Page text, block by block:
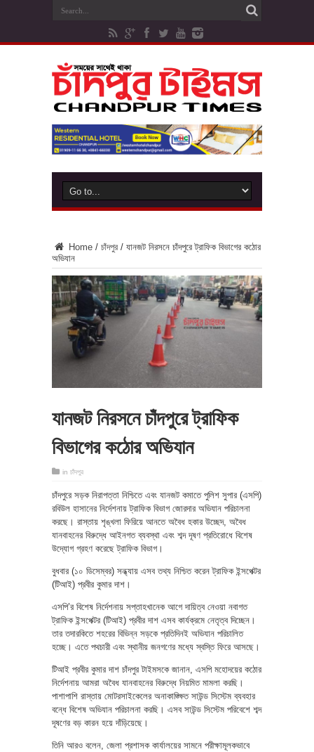
Home / চাঁদপুর / যানজট নিরসনে চাঁদপুরে ট্রাফিক বিভাগের কঠোর
অভিযান
যানজট নিরসনে চাঁদপুরে ট্রাফিক
বিভাগের কঠোর অভিযান
in চাঁদপুর
চাঁদপুরে সড়ক নিরাপত্তা নিশ্চিতে এবং যানজট কমাতে পুলিশ সুপার (এসপি)
রবিউল হাসানের নির্দেশনায় ট্রাফিক বিভাগ জোরদার অভিযান পরিচালনা
করছে। রাস্তায় শৃঙ্খলা ফিরিয়ে আনতে অবৈধ হকার উচ্ছেদ, অবৈধ
যানবাহনের বিরুদ্ধে আইনগত ব্যবস্থা এবং শব্দ দূষণ প্রতিরোধে বিশেষ
উদ্যোগ গ্রহণ করেছে ট্রাফিক বিভাগ।
বুধবার (১০ ডিসেম্বর) সন্ধ্যায় এসব তথ্য নিশ্চিত করেন ট্রাফিক ইন্সপেক্টর
(টিআই) প্রবীর কুমার দাশ।
এসপি’র বিশেষ নির্দেশনায় সপ্তাহখানেক আগে দায়িত্ব নেওয়া নবাগত
ট্রাফিক ইন্সপেক্টর (টিআই) প্রবীর দাশ এসব কার্যক্রমে নেতৃত্ব দিচ্ছেন।
তার তদারকিতে শহরের বিভিন্ন সড়কে প্রতিদিনই অভিযান পরিচালিত
হচ্ছে। এতে পথচারী এবং স্থানীয় জনগণের মধ্যে স্বস্তি ফিরে আসছে।
টিআই প্রবীর কুমার দাশ চাঁদপুর টাইমসকে জানান, এসপি মহোদয়ের কঠোর
নির্দেশনায় আমরা অবৈধ যানবাহনের বিরুদ্ধে নিয়মিত মামলা করছি।
পাশাপাশি রাস্তায় মোটরসাইকেলের অনাকাঙ্ক্ষিত সাউন্ড সিস্টেম ব্যবহার
বন্ধে বিশেষ অভিযান পরিচালনা করছি। এসব সাউন্ড সিস্টেম পরিবেশে শব্দ
দূষণের বড় কারন হয়ে দাঁড়িয়েছে।
তিনি আরও বলেন, জেলা প্রশাসক কার্যালয়ের সামনে পরীক্ষামূলকভাবে